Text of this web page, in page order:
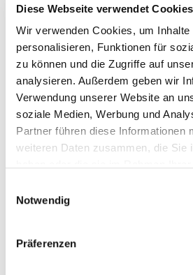
Diese Webseite verwendet Cookies
Wir verwenden Cookies, um Inhalte
personalisieren, Funktionen für
zu können und die Zugriffe auf
analysieren. Außerdem geben wir
Verwendung unserer Website an
soziale Medien, Werbung und
Partner führen diese Informationen
weiteren Daten zusammen, die Sie
Notwendig
Präferenzen
Cliquez ici pour plus de